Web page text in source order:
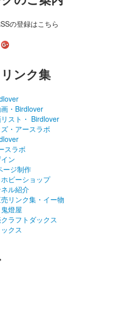
の登録はこちら
ンク集
・Birdlover
スト・ Birdlover
・アースラボ
スラボ
ン
ージ制作
ビーショップ
ル紹介
リンク集・イー物
燈屋
ラフトダックス
クス